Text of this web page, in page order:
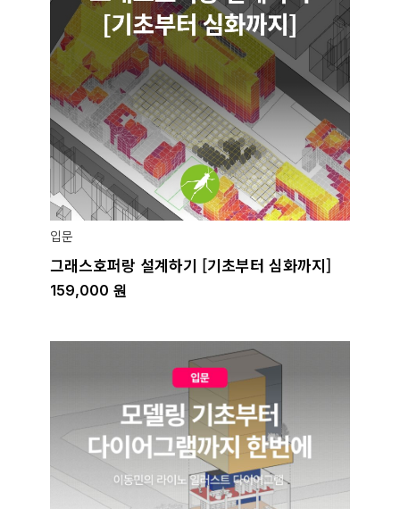
입문
그래스호퍼랑 설계하기 [기초부터 심화까지]
159,000 원